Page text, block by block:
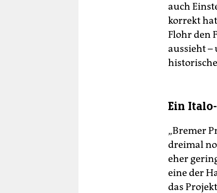
auch
korrekt
Flohr den
aussieht
Ein
„Bremer
dreimal
eher
eine der
das